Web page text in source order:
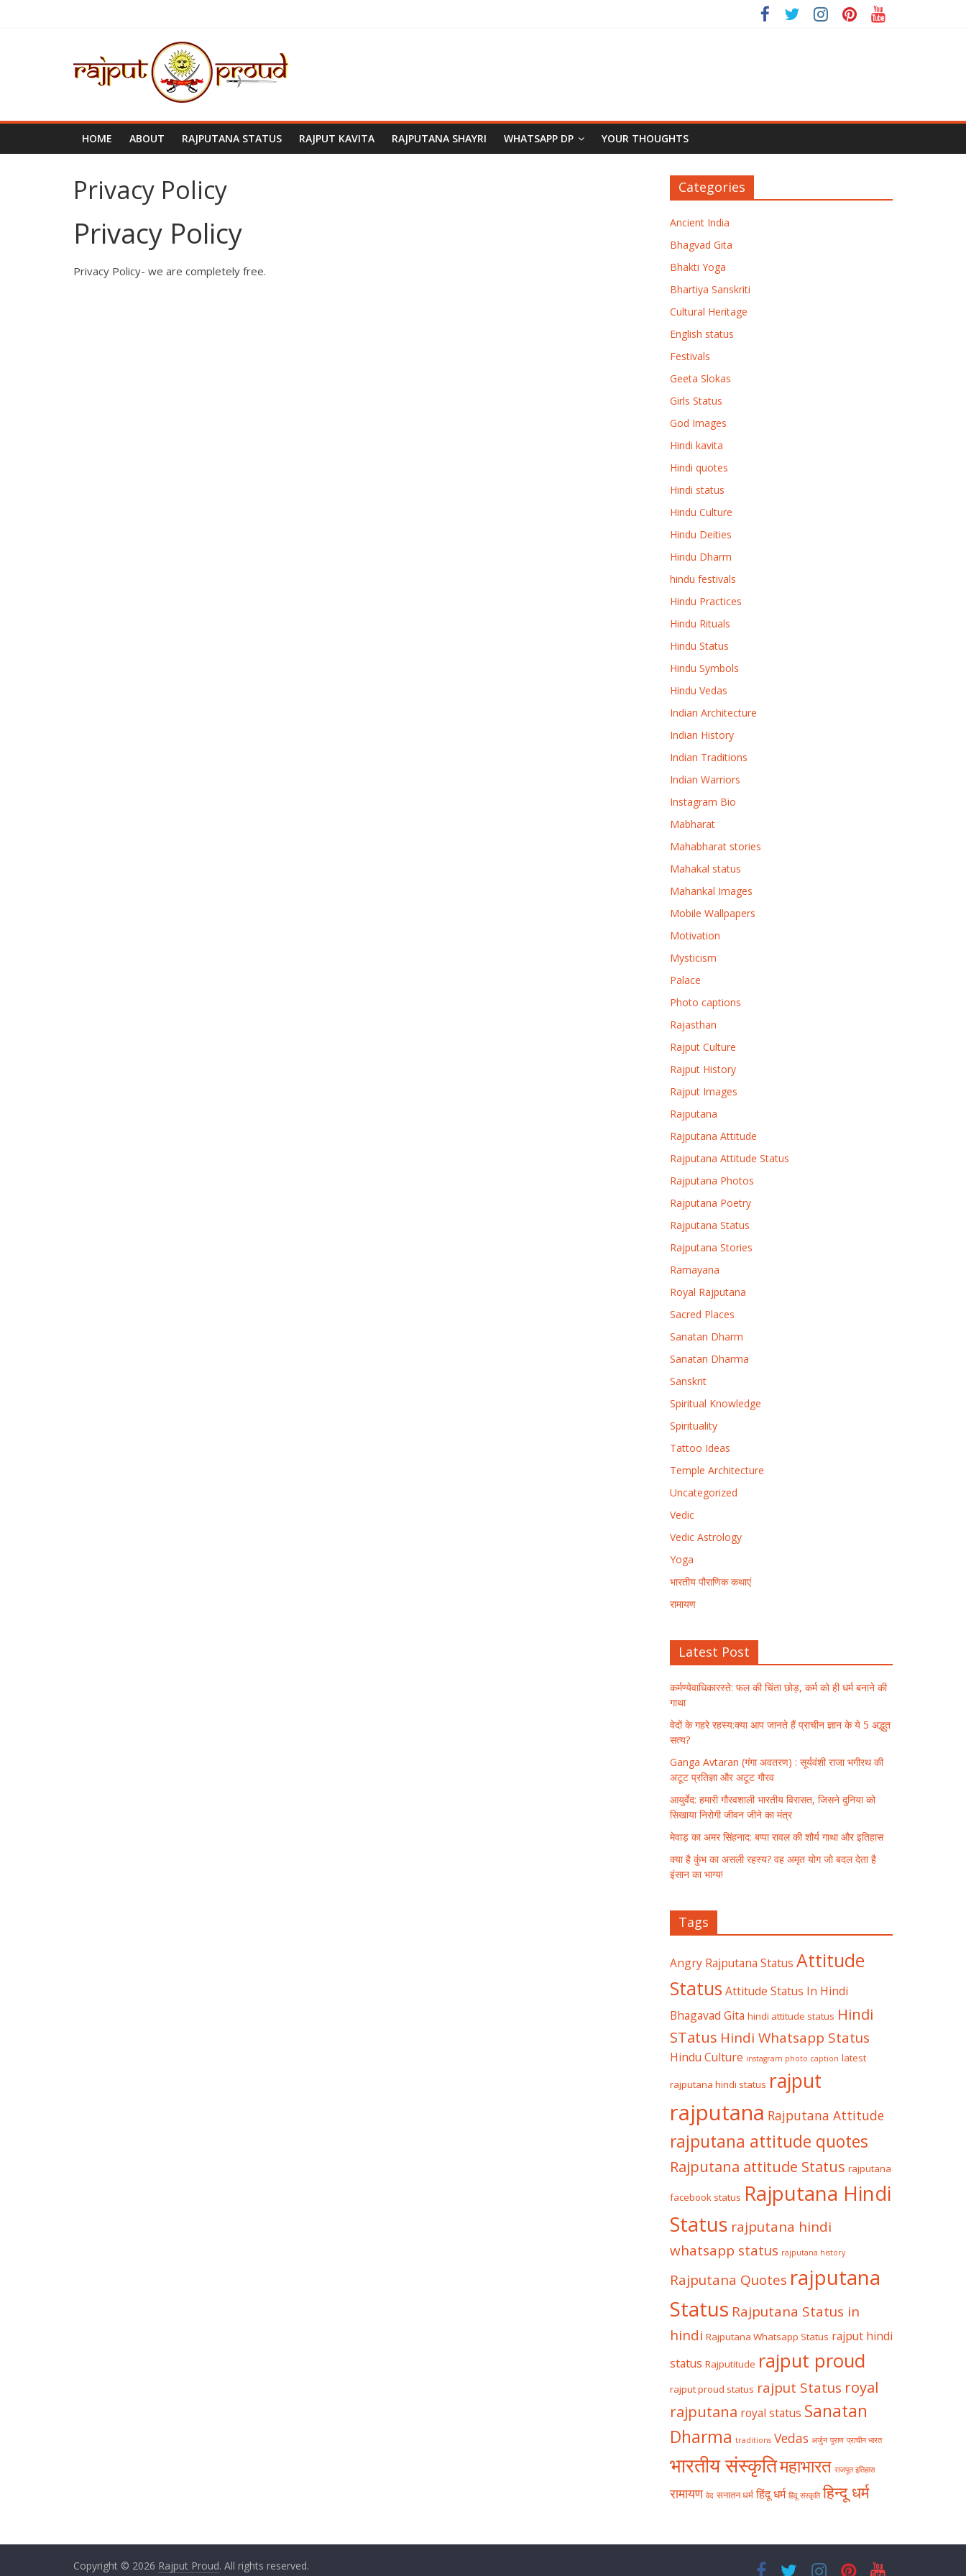
Rajput
Proud
Rajputana
Attitude
In
Hindi
HOME ABOUT RAJPUTANA STATUS RAJPUT KAVITA RAJPUTANA SHAYRI WHATSAPP DP YOUR THOUGHTS
Privacy Policy
Privacy Policy
Privacy Policy- we are completely free.
Categories
Ancient India
Bhagvad Gita
Bhakti Yoga
Bhartiya Sanskriti
Cultural Heritage
English status
Festivals
Geeta Slokas
Girls Status
God Images
Hindi kavita
Hindi quotes
Hindi status
Hindu Culture
Hindu Deities
Hindu Dharm
hindu festivals
Hindu Practices
Hindu Rituals
Hindu Status
Hindu Symbols
Hindu Vedas
Indian Architecture
Indian History
Indian Traditions
Indian Warriors
Instagram Bio
Mabharat
Mahabharat stories
Mahakal status
Mahankal Images
Mobile Wallpapers
Motivation
Mysticism
Palace
Photo captions
Rajasthan
Rajput Culture
Rajput History
Rajput Images
Rajputana
Rajputana Attitude
Rajputana Attitude Status
Rajputana Photos
Rajputana Poetry
Rajputana Status
Rajputana Stories
Ramayana
Royal Rajputana
Sacred Places
Sanatan Dharm
Sanatan Dharma
Sanskrit
Spiritual Knowledge
Spirituality
Tattoo Ideas
Temple Architecture
Uncategorized
Vedic
Vedic Astrology
Yoga
भारतीय पौराणिक कथाएं
रामायण
Latest Post
कर्मण्येवाधिकारस्ते: फल की चिंता छोड़, कर्म को ही धर्म बनाने की
गाथा
वेदों के गहरे रहस्य:क्या आप जानते हैं प्राचीन ज्ञान के ये 5 अद्भुत
सत्य?
Ganga Avtaran (गंगा अवतरण) : सूर्यवंशी राजा भगीरथ की
अटूट प्रतिज्ञा और अटूट गौरव
आयुर्वेद: हमारी गौरवशाली भारतीय विरासत, जिसने दुनिया को
सिखाया निरोगी जीवन जीने का मंत्र
मेवाड़ का अमर सिंहनाद: बप्पा रावल की शौर्य गाथा और इतिहास
क्या है कुंभ का असली रहस्य? वह अमृत योग जो बदल देता है
इंसान का भाग्य!
Tags
Angry Rajputana Status Attitude
Status Attitude Status In Hindi
Bhagavad Gita hindi attitude status Hindi
STatus Hindi Whatsapp Status
Hindu Culture instagram photo caption latest
rajputana hindi status rajput
rajputana Rajputana Attitude
rajputana attitude quotes
Rajputana attitude Status rajputana
facebook status Rajputana Hindi
Status rajputana hindi
whatsapp status rajputana history
Rajputana Quotes rajputana
Status Rajputana Status in
hindi Rajputana Whatsapp Status rajput hindi
status Rajputitude rajput proud
rajput proud status rajput Status royal
rajputana royal status Sanatan
Dharma traditions Vedas अर्जुन पुराण प्राचीन भारत
भारतीय संस्कृतिमहाभारत राजपूत इतिहास
रामायण वेद सनातन धर्म हिंदू धर्म हिंदू संस्कृति हिन्दू धर्म
Copyright © 2026 Rajput Proud. All rights reserved.